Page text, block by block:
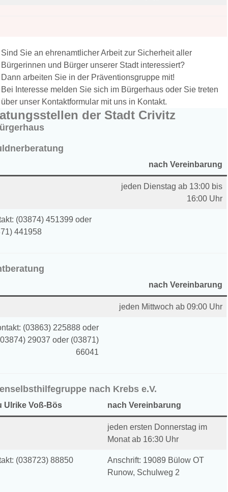
Sind Sie an ehrenamtlicher Arbeit zur Sicherheit aller
Bürgerinnen und Bürger unserer Stadt interessiert?
Dann arbeiten Sie in der Präventionsgruppe mit!
Bei Interesse melden Sie sich im Bürgerhaus oder Sie treten
über unser Kontaktformular mit uns in Kontakt.
der Stadt Crivitz
nach Vereinbarung
jeden Dienstag ab 13:00 bis
16:00 Uhr
(03874) 451399 oder
441958
nach Vereinbarung
jeden Mittwoch ab 09:00 Uhr
(03863) 225888 oder
29037 oder (03871)
66041
nach Krebs e.V.
Ulrike Voß-Bös nach Vereinbarung
jeden ersten Donnerstag im
Monat ab 16:30 Uhr
(038723) 88850
Anschrift: 19089 Bülow OT
Runow, Schulweg 2